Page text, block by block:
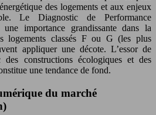
des logements et aux enjeux
Le Diagnostic de Performance
importance grandissante dans la
logements classés F ou G (les plus
appliquer une décote. L’essor de
des constructions écologiques et des
une tendance de fond.
du marché